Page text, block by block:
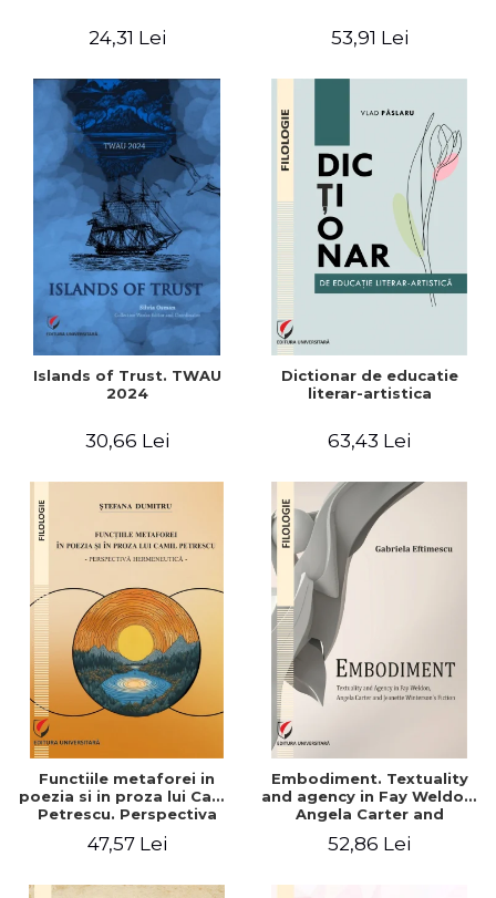
24,31 Lei 53,91 Lei
Islands of Trust. TWAU
2024
30,66 Lei
Dictionar de educatie
literar-artistica
63,43 Lei
Functiile metaforei in
poezia si in proza lui Camil
Petrescu. Perspectiva
47,57 Lei
Embodiment. Textuality
and agency in Fay Weldon,
Angela Carter and
fiction
52,86 Lei